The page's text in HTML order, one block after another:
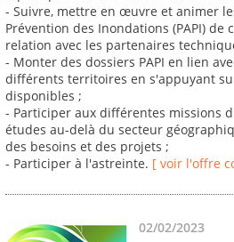
- Suivre, mettre en œuvre et animer
Prévention des Inondations (PAPI) de
relation avec les partenaires
- Monter des dossiers PAPI en lien
différents territoires en s'appuyant
disponibles ;
- Participer aux différentes missions
études au-delà du secteur
des besoins et des projets ;
- Participer à l'astreinte. [ voir l'offre
02/02/2023